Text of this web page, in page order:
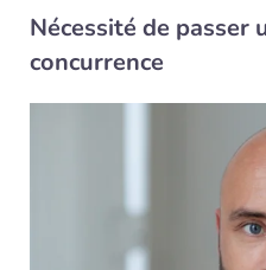
Nécessité de passer
concurrence